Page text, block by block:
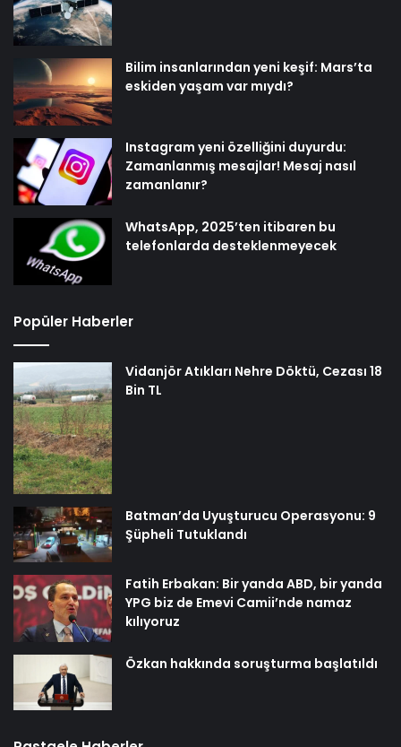
Bilim insanlarından yeni keşif: Mars’ta
eskiden yaşam var mıydı?
Instagram yeni özelliğini duyurdu:
Zamanlanmış mesajlar! Mesaj nasıl
zamanlanır?
WhatsApp, 2025’ten itibaren bu
telefonlarda desteklenmeyecek
Popüler Haberler
Vidanjör Atıkları Nehre Döktü, Cezası 18
Bin TL
Batman’da Uyuşturucu Operasyonu: 9
Şüpheli Tutuklandı
Fatih Erbakan: Bir yanda ABD, bir yanda
YPG biz de Emevi Camii’nde namaz
kılıyoruz
Özkan hakkında soruşturma başlatıldı